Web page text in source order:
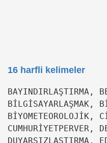
16 harfli kelimeler
BAYINDIRLAŞTIRMA,
BİLGİSAYARLAŞMAK,
BİYOMETEOROLOJİK,
CUMHURİYETPERVER,
DUYARSIZLAŞTIRMA,